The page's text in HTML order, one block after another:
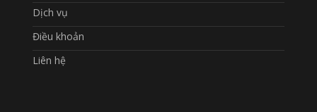
Dịch vụ
Điều khoản
Liên hệ